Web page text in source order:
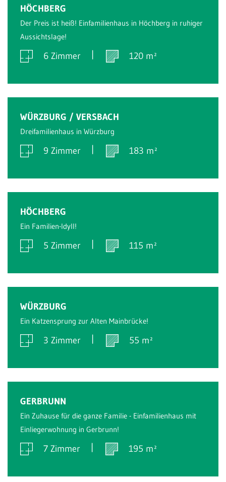
HÖCHBERG
Der Preis ist heiß! Einfamilienhaus in Höchberg in ruhiger
Aussichtslage!
6 Zimmer 120 m²
WÜRZBURG / VERSBACH
Dreifamilienhaus in Würzburg
9 Zimmer 183 m²
HÖCHBERG
Ein Familien-Idyll!
5 Zimmer 115 m²
WÜRZBURG
Ein Katzensprung zur Alten Mainbrücke!
3 Zimmer 55 m²
GERBRUNN
Ein Zuhause für die ganze Familie - Einfamilienhaus mit
Einliegerwohnung in Gerbrunn!
7 Zimmer 195 m²